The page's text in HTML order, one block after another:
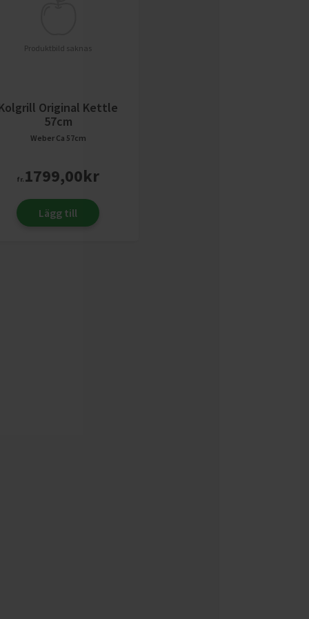
Produktbild saknas
Original Kettle
57cm
Weber Ca 57cm
fr. 1799,00kr
Lägg till